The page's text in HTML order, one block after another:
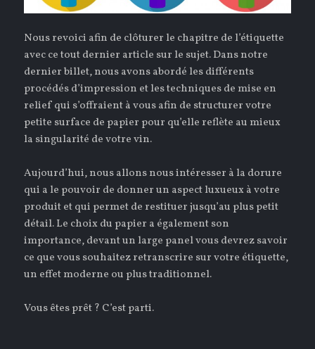
Nous revoici afin de clôturer le chapitre de l’étiquette
avec ce tout dernier article sur le sujet. Dans notre
dernier billet, nous avons abordé les différents
procédés d’impression et les techniques de mise en
relief qui s’offraient à vous afin de structurer votre
petite surface de papier pour qu’elle reflète au mieux
la singularité de votre vin.
Aujourd’hui, nous allons nous intéresser à la dorure
qui a le pouvoir de donner un aspect luxueux à votre
produit et qui permet de restituer jusqu’au plus petit
détail. Le choix du papier a également son
importance, devant un large panel vous devrez savoir
ce que vous souhaitez retranscrire sur votre étiquette,
un effet moderne ou plus traditionnel.
Vous êtes prêt ? C’est parti.